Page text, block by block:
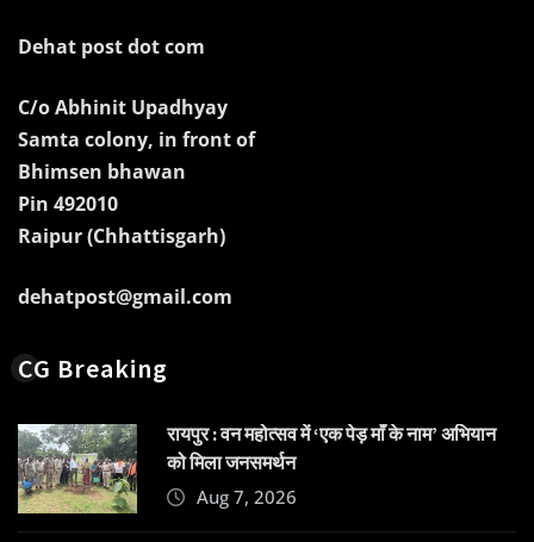
Dehat post dot com
C/o Abhinit Upadhyay
Samta colony, in front of
Bhimsen bhawan
Pin 492010
Raipur (Chhattisgarh)
dehatpost@gmail.com
CG Breaking
रायपुर : वन महोत्सव में ‘एक पेड़ माँ के नाम’ अभियान
को मिला जनसमर्थन
Aug 7, 2026